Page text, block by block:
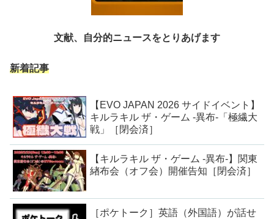
文献、自分的ニュースをとりあげます
新着記事
【EVO JAPAN 2026 サイドイベント】
キルラキル ザ・ゲーム -異布-「極繊大
戦」［閉会済］
【キルラキル ザ・ゲーム -異布-】関東
緖布会（オフ会）開催告知［閉会済］
［ポケトーク］英語（外国語）が話せ